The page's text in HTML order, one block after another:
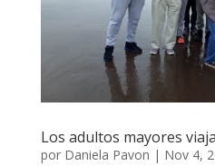
Los adultos mayores
por Daniela Pavon | Nov 4,